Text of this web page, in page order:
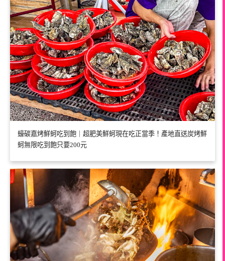
蠔碳嘉烤鮮蚵吃到飽｜超肥美鮮蚵現在吃正當季！產地直送炭烤鮮
蚵無限吃到飽只要200元